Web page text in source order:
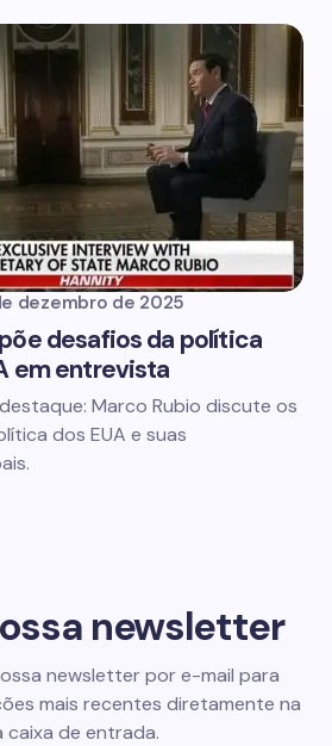
dezembro de 2025
desafios da política
em entrevista
Marco Rubio discute os
dos EUA e suas
newsletter
newsletter por e-mail para
mais recentes diretamente na
caixa de entrada.